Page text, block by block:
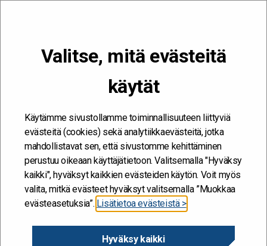
Valitse, mitä evästeitä
käytät
Käytämme sivustollamme toiminnallisuuteen liittyviä
evästeitä (cookies) sekä analytiikkaevästeitä, jotka
mahdollistavat sen, että sivustomme kehittäminen
perustuu oikeaan käyttäjätietoon. Valitsemalla "Hyväksy
kaikki", hyväksyt kaikkien evästeiden käytön. Voit myös
valita, mitkä evästeet hyväksyt valitsemalla ”Muokkaa
evästeasetuksia”. Lisätietoa evästeistä >
Hyväksy kaikki
Kehitän ja kehityn #töissäSuomelle
Anni Toiviainen
Anni Toiviainen
Vastuullisuusasiantuntija, Valtiokonttori